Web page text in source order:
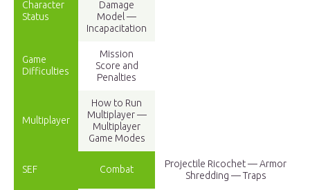
Character
Status
Damage
Model —
Incapacitation
Game
Difficulties
Mission
Score and
Penalties
Multiplayer
How to Run
Multiplayer —
Multiplayer
Game Modes
SEF Combat
Projectile Ricochet — Armor
Shredding — Traps